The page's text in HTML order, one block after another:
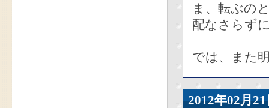
ま、転ぶの
配なさらず
では、また
2012年02